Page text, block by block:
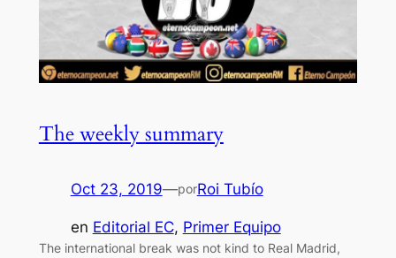
The weekly summary
Oct 23, 2019—porRoi Tubío
en Editorial EC, Primer Equipo
The international break was not kind to Real Madrid,